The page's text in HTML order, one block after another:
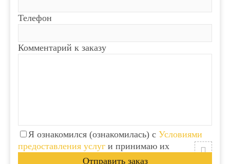
Телефон
Комментарий к заказу
Я ознакомился (ознакомилась) с Условиями
предоставления услуг и принимаю их